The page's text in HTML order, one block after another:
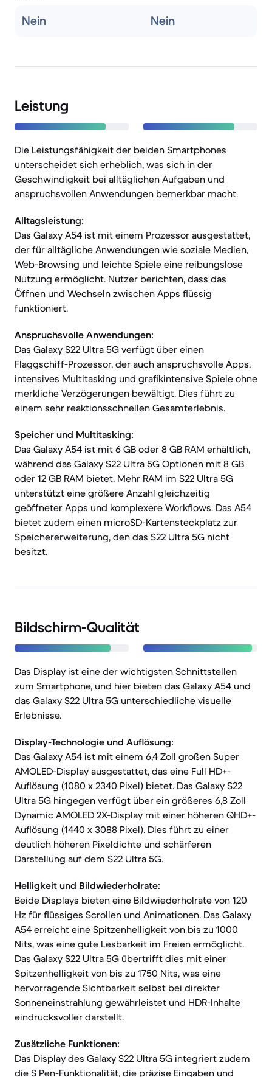
Nein Nein
Leistung
Die Leistungsfähigkeit der beiden Smartphones
unterscheidet sich erheblich, was sich in der
Geschwindigkeit bei alltäglichen Aufgaben und
anspruchsvollen Anwendungen bemerkbar macht.
Alltagsleistung:
Das Galaxy A54 ist mit einem Prozessor ausgestattet,
der für alltägliche Anwendungen wie soziale Medien,
Web-Browsing und leichte Spiele eine reibungslose
Nutzung ermöglicht. Nutzer berichten, dass das
Öffnen und Wechseln zwischen Apps flüssig
funktioniert.
Anspruchsvolle Anwendungen:
Das Galaxy S22 Ultra 5G verfügt über einen
Flaggschiff-Prozessor, der auch anspruchsvolle Apps,
intensives Multitasking und grafikintensive Spiele ohne
merkliche Verzögerungen bewältigt. Dies führt zu
einem sehr reaktionsschnellen Gesamterlebnis.
Speicher und Multitasking:
Das Galaxy A54 ist mit 6 GB oder 8 GB RAM erhältlich,
während das Galaxy S22 Ultra 5G Optionen mit 8 GB
oder 12 GB RAM bietet. Mehr RAM im S22 Ultra 5G
unterstützt eine größere Anzahl gleichzeitig
geöffneter Apps und komplexere Workflows. Das A54
bietet zudem einen microSD-Kartensteckplatz zur
Speichererweiterung, den das S22 Ultra 5G nicht
besitzt.
Bildschirm-Qualität
Das Display ist eine der wichtigsten Schnittstellen
zum Smartphone, und hier bieten das Galaxy A54 und
das Galaxy S22 Ultra 5G unterschiedliche visuelle
Erlebnisse.
Display-Technologie und Auflösung:
Das Galaxy A54 ist mit einem 6,4 Zoll großen Super
AMOLED-Display ausgestattet, das eine Full HD+-
Auflösung (1080 x 2340 Pixel) bietet. Das Galaxy S22
Ultra 5G hingegen verfügt über ein größeres 6,8 Zoll
Dynamic AMOLED 2X-Display mit einer höheren QHD+-
Auflösung (1440 x 3088 Pixel). Dies führt zu einer
deutlich höheren Pixeldichte und schärferen
Darstellung auf dem S22 Ultra 5G.
Helligkeit und Bildwiederholrate:
Beide Displays bieten eine Bildwiederholrate von 120
Hz für flüssiges Scrollen und Animationen. Das Galaxy
A54 erreicht eine Spitzenhelligkeit von bis zu 1000
Nits, was eine gute Lesbarkeit im Freien ermöglicht.
Das Galaxy S22 Ultra 5G übertrifft dies mit einer
Spitzenhelligkeit von bis zu 1750 Nits, was eine
hervorragende Sichtbarkeit selbst bei direkter
Sonneneinstrahlung gewährleistet und HDR-Inhalte
eindrucksvoller darstellt.
Zusätzliche Funktionen:
Das Display des Galaxy S22 Ultra 5G integriert zudem
die S Pen-Funktionalität, die präzise Eingaben und